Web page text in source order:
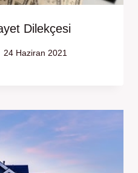
Dilekçesi
24 Haziran 2021